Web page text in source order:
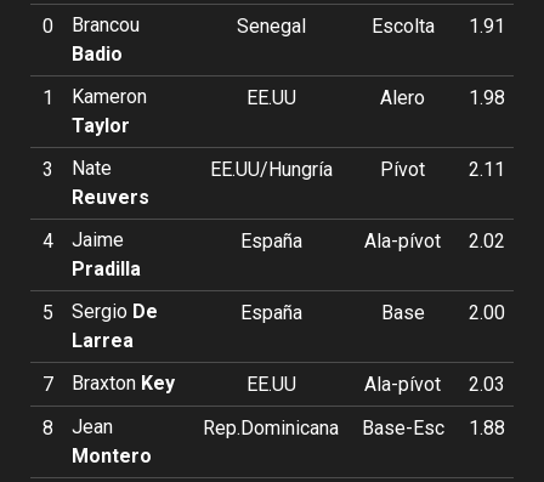
0
Brancou
Badio
Senegal Escolta 1.91
1
Kameron
Taylor
EE.UU Alero 1.98
3
Nate
Reuvers
EE.UU/Hungría Pívot 2.11
4
Jaime
Pradilla
España Ala-pívot 2.02
5 Sergio De
Larrea
España Base 2.00
7 Braxton Key EE.UU Ala-pívot
2.03
8
Jean
Montero
Rep.Dominicana Base-Esc 1.88